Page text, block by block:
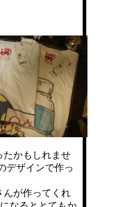
たかもしれませ
デザインで作っ
んが作ってくれ